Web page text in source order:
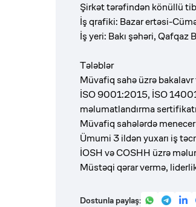
Şirkət tərəfindən könüllü
İş qrafiki: Bazar ertəsi-
İş yeri: Bakı şəhəri, Qafqaz
Tələblər
Müvafiq sahə üzrə
İSO 9001:2015, İSO
məlumatlandırma
Müvafiq sahələrdə
Ümumi 3 ildən yuxarı iş
İOSH və COSHH üzrə
Müstəqi qərar vermə,
Dostunla paylaş: